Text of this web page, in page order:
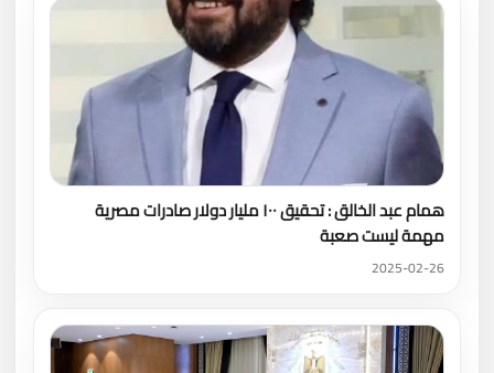
همام عبد الخالق : تحقيق ١٠٠ مليار دولار صادرات مصرية
مهمة ليست صعبة
2025-02-26